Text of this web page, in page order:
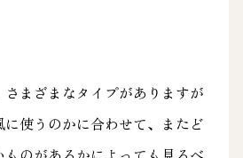
さまざまなタイプがありますが
使うのかに合わせて、またど